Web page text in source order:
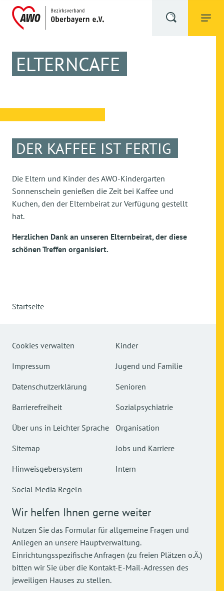
ELTERNCAFE
DER KAFFEE IST FERTIG
Die Eltern und Kinder des AWO-Kindergarten
Sonnenschein genießen die Zeit bei Kaffee und
Kuchen, den der Elternbeirat zur Verfügung gestellt
hat.
Herzlichen Dank an unseren Elternbeirat, der diese
schönen Treffen organisiert.
Startseite
Cookies verwalten
Impressum
Datenschutzerklärung
Barrierefreiheit
Über uns in Leichter Sprache
Sitemap
Hinweisgebersystem
Social Media Regeln
Kinder
Jugend und Familie
Senioren
Sozialpsychiatrie
Organisation
Jobs und Karriere
Intern
Wir helfen Ihnen gerne weiter
Nutzen Sie das Formular für allgemeine Fragen und
Anliegen an unsere Hauptverwaltung.
Einrichtungsspezifische Anfragen (zu freien Plätzen o.Ä.)
bitten wir Sie über die Kontakt-E-Mail-Adressen des
jeweiligen Hauses zu stellen.